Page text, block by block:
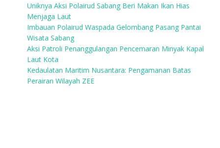
Uniknya Aksi Polairud Sabang Beri Makan Ikan Hias
Menjaga Laut
Imbauan Polairud Waspada Gelombang Pasang Pantai
Wisata Sabang
Aksi Patroli Penanggulangan Pencemaran Minyak Kapal
Laut Kota
Kedaulatan Maritim Nusantara: Pengamanan Batas
Perairan Wilayah ZEE